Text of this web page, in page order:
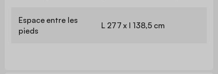
Espace entre les
pieds
L 277 x l 138,5 cm